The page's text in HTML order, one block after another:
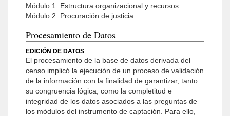
Módulo 1. Estructura organizacional y recursos
Módulo 2. Procuración de justicia
Procesamiento de Datos
EDICIÓN DE DATOS
El procesamiento de la base de datos derivada del
censo implicó la ejecución de un proceso de validación
de la información con la finalidad de garantizar, tanto
su congruencia lógica, como la completitud e
integridad de los datos asociados a las preguntas de
los módulos del instrumento de captación. Para ello,